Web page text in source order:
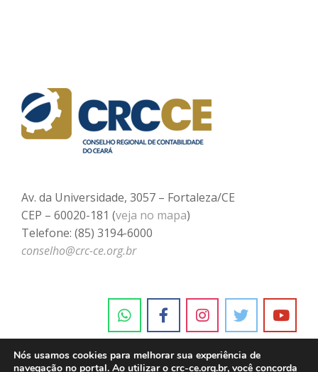
Av. da Universidade, 3057 – Fortaleza/CE
CEP – 60020-181 (veja no mapa)
Telefone: (85) 3194-6000
conselho@crc-ce.org.br
Nós usamos cookies para melhorar sua experiência de
navegação no portal. Ao utilizar o crc-ce.org.br, você concorda